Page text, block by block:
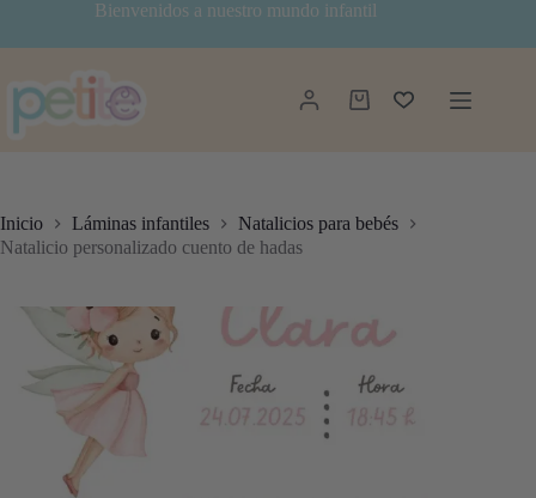
contenido
Bienvenidos a nuestro mundo infantil
Carro
Inicio Láminas infantiles
Natalicios para bebés
Natalicio personalizado cuento de hadas